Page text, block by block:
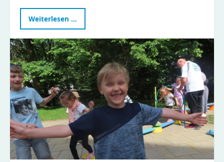
Weiterlesen …
Esche
Firmenwandertag